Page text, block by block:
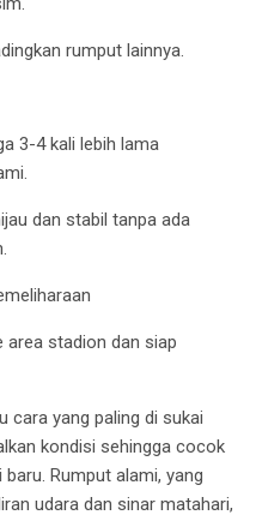
rumput lainnya.
3-4 kali lebih lama
dan stabil tanpa ada
area stadion dan siap
cara yang paling di sukai
kondisi sehingga cocok
Rumput alami, yang
udara dan sinar matahari,